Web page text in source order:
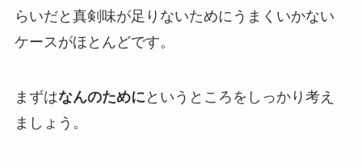
らいだと真剣味が足りないためにうまくいかない
ケースがほとんどです。
まずはなんのために というところをしっかり考え
ましょう。